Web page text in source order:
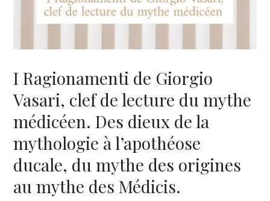
I Ragionamenti de Giorgio
Vasari, clef de lecture du mythe
médicéen. Des dieux de la
mythologie à l’apothéose
ducale, du mythe des origines
au mythe des Médicis.